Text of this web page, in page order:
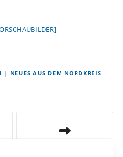
| NEUES AUS DEM NORDKREIS